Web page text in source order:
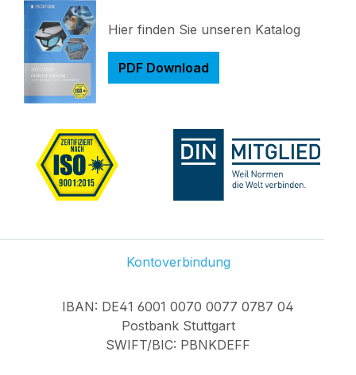
Hier finden Sie unseren Katalog
PDF Download
Kontoverbindung
IBAN: DE41 6001 0070 0077 0787 04
Postbank Stuttgart
SWIFT/BIC: PBNKDEFF